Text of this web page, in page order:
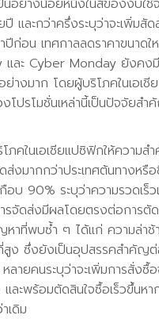
อย่างน้อยหนึ่งในสี่ของงบใช้
และกว่าครึ่งระบุว่าจะเพิ่มสัด
ก่อน เทศกาลลดราคาขนาดใ
และ Cyber Monday ยังค
างมาก โดยผู้บริโภคในเอเชี
ปรโมชั่นเหล่านี้เป็นปัจจัยสำ
ภคในเอเชียแปซิฟิกให้ความ
งมากกว่าประเทศต้นทางหรื
อบ 90% ระบุว่าความรวดเร็ว
รจัดส่งมีผลโดยตรงต่อการตั
าที่พบซ้ำ ๆ ได้แก่ ความล่าช้
สูง ซึ่งยังเป็นอุปสรรคสำคัญ
ลายคนระบุว่าจะเพิ่มการสั่งซื้
ละพร้อมตัดสินใจซื้อเร็วขึ้นหา
เดิม